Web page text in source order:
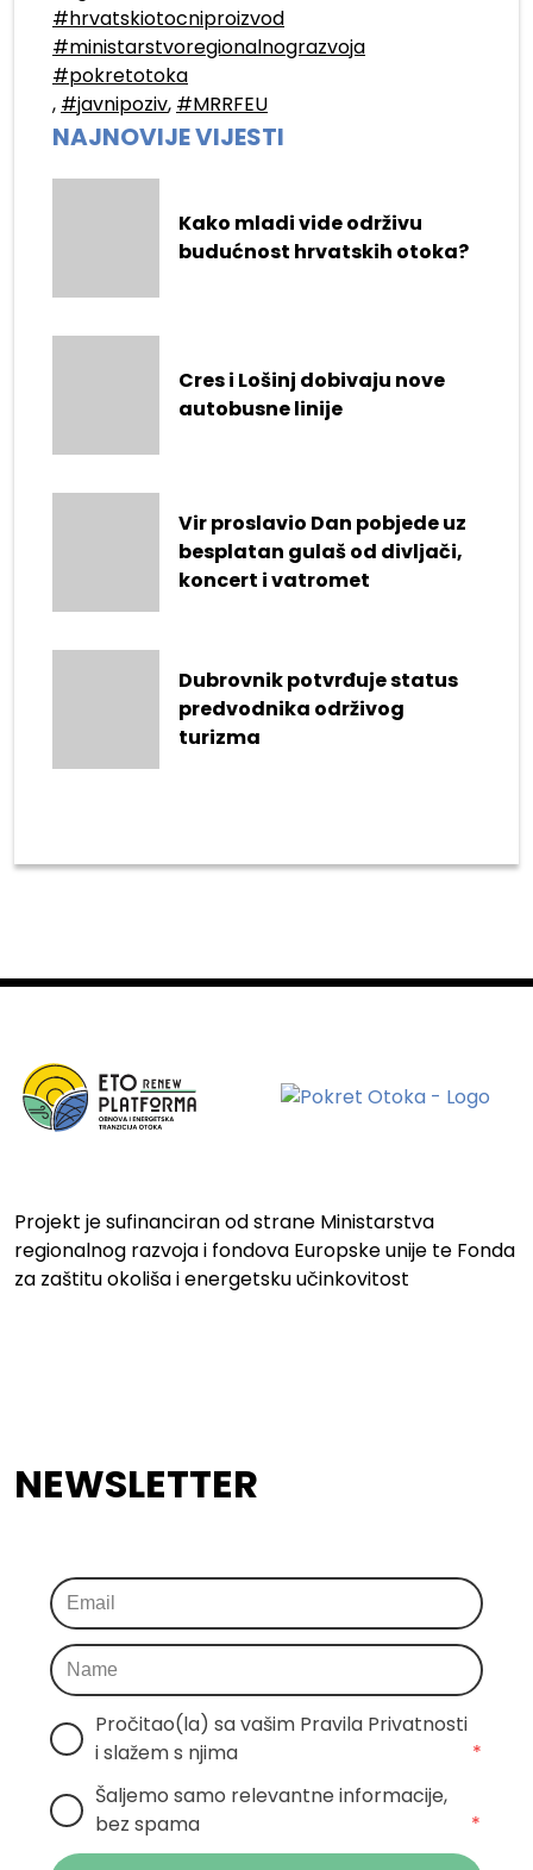
#hrvatskiotocniproizvod
#ministarstvoregionalnograzvoja
#pokretotoka
, #javnipoziv, #MRRFEU
NAJNOVIJE VIJESTI
Kako mladi vide održivu
budućnost hrvatskih otoka?
Cres i Lošinj dobivaju nove
autobusne linije
Vir proslavio Dan pobjede uz
besplatan gulaš od divljači,
koncert i vatromet
Dubrovnik potvrđuje status
predvodnika održivog
turizma
Projekt je sufinanciran od strane Ministarstva
regionalnog razvoja i fondova Europske unije te Fonda
za zaštitu okoliša i energetsku učinkovitost
NEWSLETTER
Pročitao(la) sa vašim Pravila Privatnosti
i slažem s njima
*
Šaljemo samo relevantne informacije,
bez spama
*